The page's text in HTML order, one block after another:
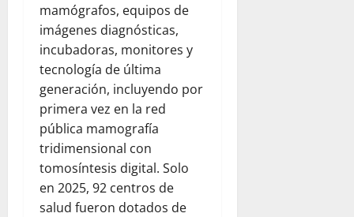
mamógrafos, equipos de
imágenes diagnósticas,
incubadoras, monitores y
tecnología de última
generación, incluyendo por
primera vez en la red
pública mamografía
tridimensional con
tomosíntesis digital. Solo
en 2025, 92 centros de
salud fueron dotados de